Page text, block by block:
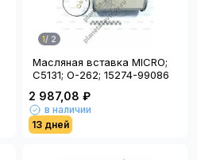
1/ 2
Масляная вставка MICRO;
C5131; O-262; 15274-99086
2 987,08 ₽
в наличии
13 дней